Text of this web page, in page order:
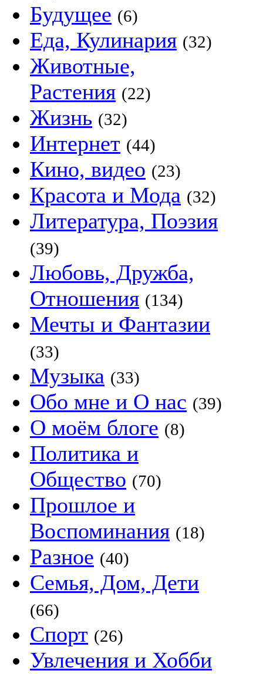
Будущее (6)
Еда, Кулинария (32)
Животные,
Растения (22)
Жизнь (32)
Интернет (44)
Кино, видео (23)
Красота и Мода (32)
Литература, Поэзия
(39)
Любовь, Дружба,
Отношения (134)
Мечты и Фантазии
(33)
Музыка (33)
Обо мне и О нас (39)
О моём блоге (8)
Политика и
Общество (70)
Прошлое и
Воспоминания (18)
Разное (40)
Семья, Дом, Дети
(66)
Спорт (26)
Увлечения и Хобби